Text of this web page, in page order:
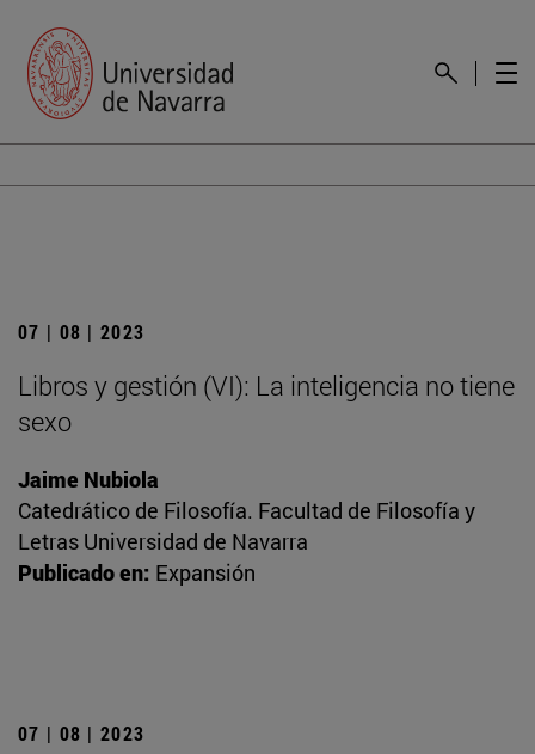
07 | 08 | 2023
Libros y gestión (VI): La inteligencia no tiene
sexo
Jaime Nubiola
Catedrático de Filosofía. Facultad de Filosofía y
Letras Universidad de Navarra
Publicado en: Expansión
07 | 08 | 2023